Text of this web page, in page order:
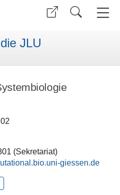
JLU
(Sekretariat)
giessen.de